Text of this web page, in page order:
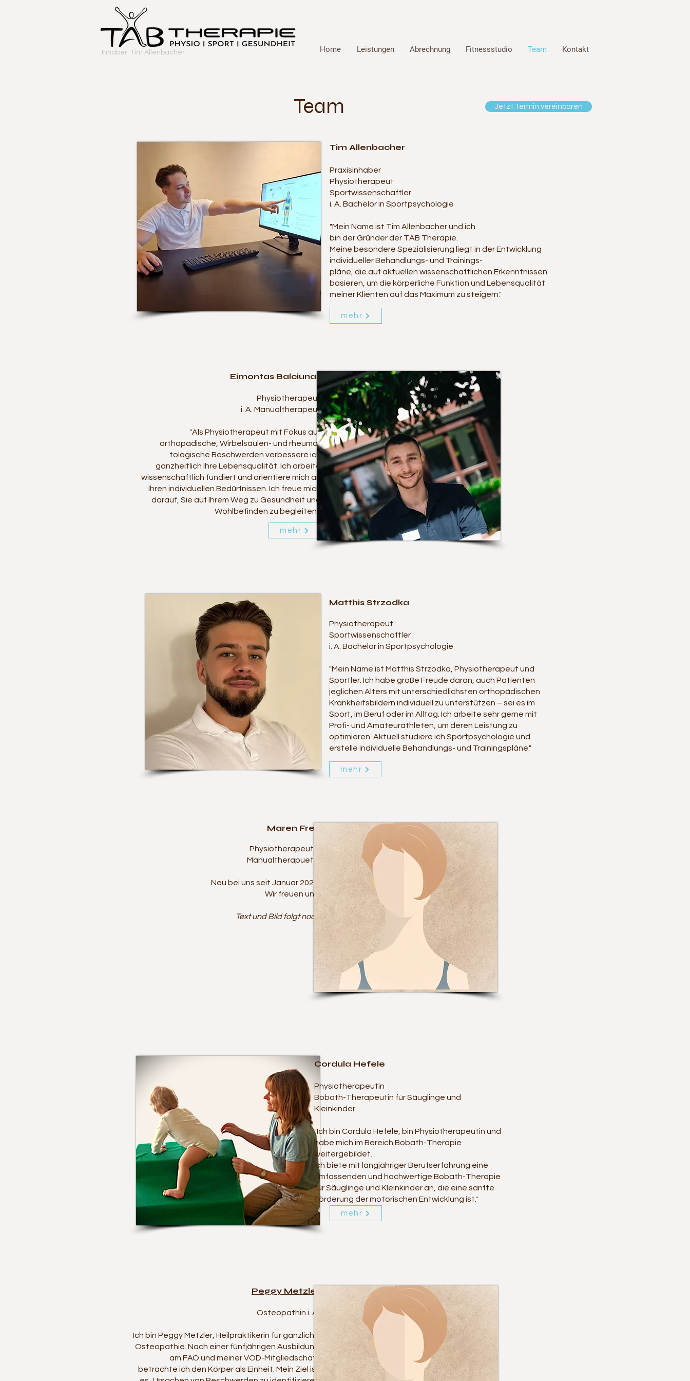
Inhaber: Tim Allenbacher Home Leistungen Abrechnung Fitnessstudio Team Kontakt
Team Jetzt Termin vereinbaren
Tim Allenbacher
Eimontas Balciunas
Physiotherapeut
i. A. Manualtherapeut
"​Als Physiotherapeut mit Fokus auf
orthopädische, Wirbelsäulen- und rheuma-
tologische Beschwerden verbessere ich
ganzheitlich Ihre Lebensqualität. Ich arbeite
wissenschaftlich fundiert und orientiere mich an
Ihren individuellen Bedürfnissen. Ich freue mich
darauf, Sie auf Ihrem Weg zu Gesundheit und
Wohlbefinden zu begleiten!"
mehr
Maren Frey
Physiotherapeutin
Manualtherapuetin
Neu bei uns seit Januar 2026.
Wir freuen uns!​
Text und Bild folgt noch
Peggy Metzler
Osteopathin i. A.
Ich bin Peggy Metzler, Heilpraktikerin für ganzliche
Osteopathie. Nach einer fünfjährigen Ausbildung
am FAO und meiner VOD-Mitgliedschaft
betrachte ich den Körper als Einheit. Mein Ziel ist
​Cordula Hefele
Physiotherapeutin
Bobath-Therapeutin für Säuglinge und
Kleinkinder
"Ich bin Cordula Hefele, bin Physiotherapeutin und
habe mich im Bereich Bobath-Therapie
weitergebildet.
Ich biete mit langjähriger Berufserfahrung eine
umfassenden und hochwertige Bobath-Therapie
für Säuglinge und Kleinkinder an, die eine sanfte
Förderung der motorischen Entwicklung ist."
mehr
Matthis Strzodka
Physiotherapeut
Sportwissenschaftler
i. A. Bachelor in Sportpsychologie
"Mein Name ist Matthis Strzodka, Physiotherapeut und
Sportler. Ich habe große Freude daran, auch Patienten
jeglichen Alters mit unterschiedlichsten orthopädischen
Krankheitsbildern individuell zu unterstützen – sei es im
Sport, im Beruf oder im Alltag. Ich arbeite sehr gerne mit
Profi- und Amateurathleten, um deren Leistung zu
optimieren. Aktuell studiere ich Sportpsychologie und
erstelle individuelle Behandlungs- und Trainingspläne."
mehr
mehr
Praxisinhaber
Physiotherapeut
Sportwissenschaftler
i. A. Bachelor in Sportpsychologie
"Mein Name ist Tim Allenbacher und ich
bin der Gründer der TAB Therapie.
Meine besondere Spezialisierung liegt in der Entwicklung
individueller Behandlungs- und Trainings-
pläne, die auf aktuellen wissenschaftlichen Erkenntnissen
basieren, um die körperliche Funktion und Lebensqualität
meiner Klienten auf das Maximum zu steigern."